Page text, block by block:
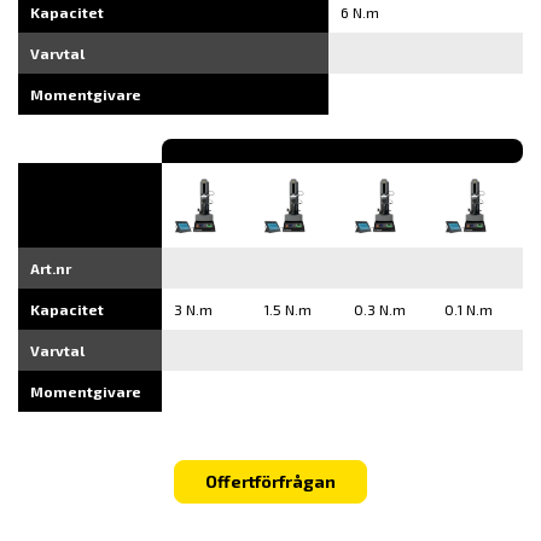
Kapacitet 6 N.m
Varvtal
Momentgivare
Art.nr
Kapacitet 3 N.m 1.5 N.m 0.3 N.m 0.1 N.m
Varvtal
Momentgivare
Offertförfrågan